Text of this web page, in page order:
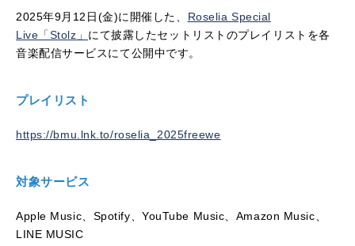
2025年9月12日(金)に開催した、 Roselia Special
Live「Stolz」 にて披露したセットリストのプレイリストを各
音楽配信サービスにて公開中です。
プレイリスト
https://bmu.lnk.to/roselia_2025freewe
対象サービス
Apple Music、Spotify、YouTube Music、Amazon Music、
LINE MUSIC